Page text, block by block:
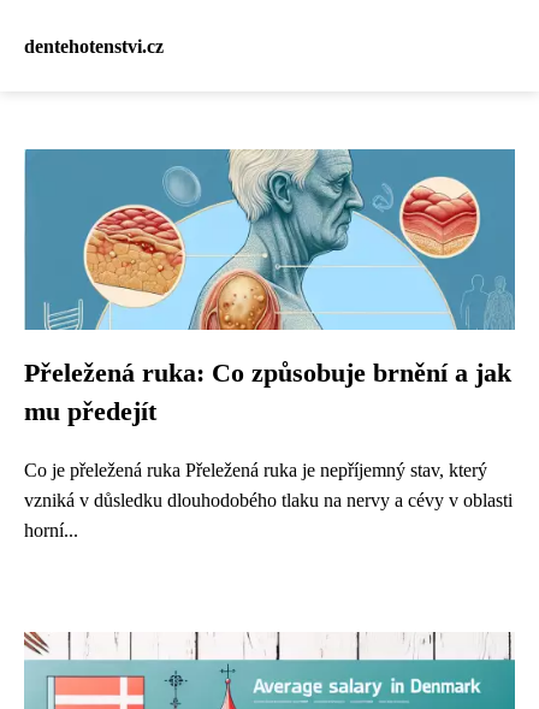
dentehotenstvi.cz
Přeležená ruka: Co způsobuje brnění a jak
mu předejít
Co je přeležená ruka Přeležená ruka je nepříjemný stav, který
vzniká v důsledku dlouhodobého tlaku na nervy a cévy v oblasti
horní...